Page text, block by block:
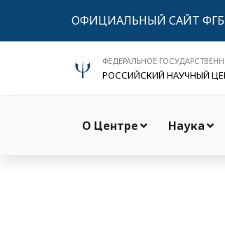
ОФИЦИАЛЬНЫЙ САЙТ
ФЕДЕРАЛЬНОЕ
РОССИЙСКИЙ НАУЧНЫЙ
О Центре Наука